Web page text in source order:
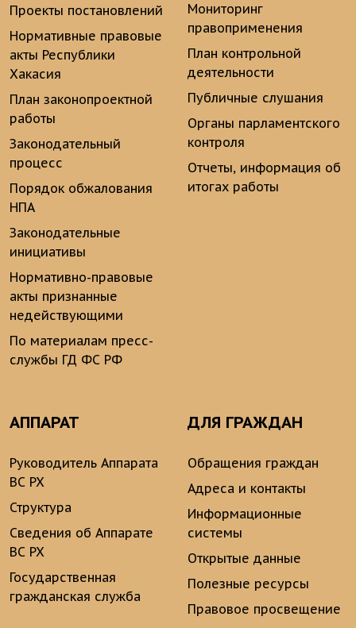
Проекты постановлений
Нормативные правовые
акты Республики
Хакасия
План законопроектной
работы
Законодательный
процесс
Порядок обжалования
НПА
Законодательные
инициативы
Нормативно-правовые
акты признанные
недействующими
По материалам пресс-
службы ГД ФС РФ
Мониторинг
правоприменения
План контрольной
деятельности
Публичные слушания
Органы парламентского
контроля
Отчеты, информация об
итогах работы
АППАРАТ
Руководитель Аппарата
ВС РХ
Структура
Сведения об Аппарате
ВС РХ
Государственная
гражданская служба
ДЛЯ ГРАЖДАН
Обращения граждан
Адреса и контакты
Информационные
системы
Открытые данные
Полезные ресурсы
Правовое просвещение